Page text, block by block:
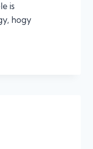
is
hogy